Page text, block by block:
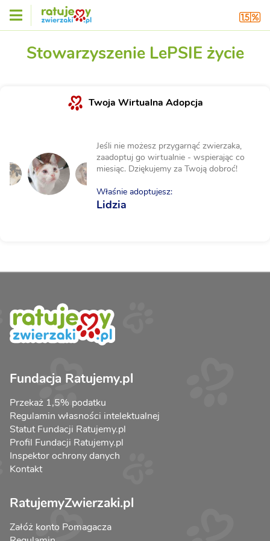
Stowarzyszenie LePSIE życie
Twoja Wirtualna Adopcja
Jeśli nie możesz przygarnąć zwierzaka,
zaadoptuj go wirtualnie - wspierając co
miesiąc. Dziękujemy za Twoją dobroć!
Właśnie adoptujesz:
Lidzia
Fundacja Ratujemy.pl
Przekaż 1,5% podatku
Regulamin własności intelektualnej
Statut Fundacji Ratujemy.pl
Profil Fundacji Ratujemy.pl
Inspektor ochrony danych
Kontakt
RatujemyZwierzaki.pl
Załóż konto Pomagacza